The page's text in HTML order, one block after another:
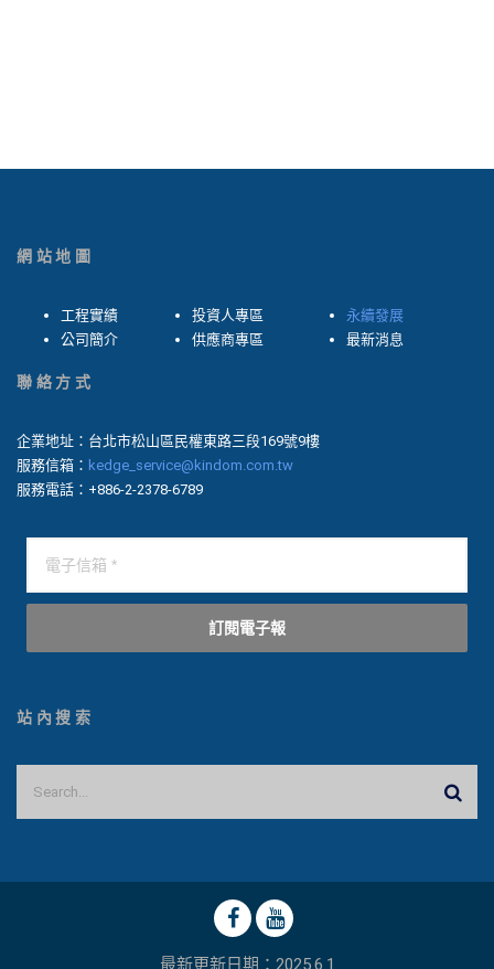
網站地圖
工程實績
公司簡介
投資人專區
供應商專區
永續發展
最新消息
聯絡方式
企業地址：台北市松山區民權東路三段169號9樓
服務信箱： kedge_service@kindom.com.tw
服務電話：+886-2-2378-6789
訂閱電子報
站內搜索
最新更新日期：2025.6.1